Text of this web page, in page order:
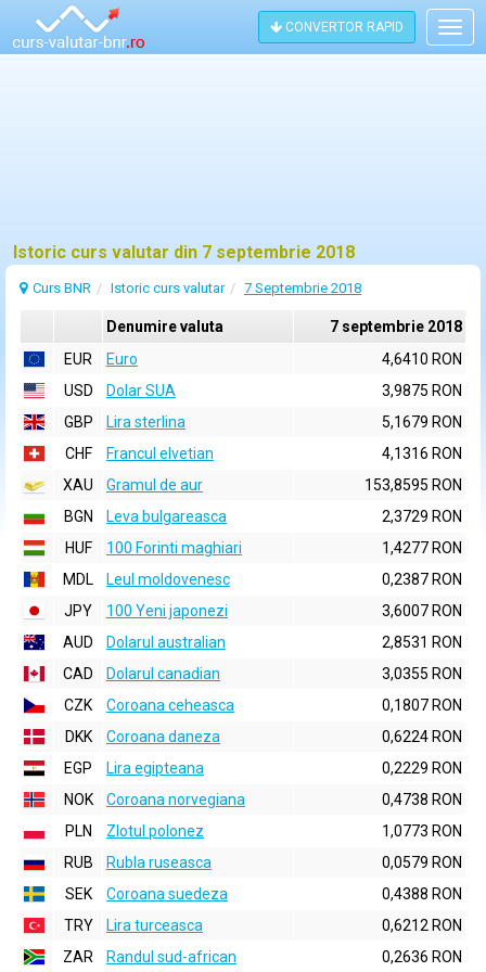
CONVERTOR RAPID
Istoric curs valutar din 7 septembrie 2018
Curs BNR Istoric curs valutar 7 Septembrie 2018
Denumire valuta
7 septembrie 2018
EUR
Euro
4,6410 RON
USD
Dolar SUA
3,9875 RON
GBP
Lira sterlina
5,1679 RON
CHF
Francul elvetian
4,1316 RON
XAU
Gramul de aur
153,8595 RON
BGN
Leva bulgareasca
2,3729 RON
HUF
100 Forinti maghiari
1,4277 RON
MDL
Leul moldovenesc
0,2387 RON
JPY
100 Yeni japonezi
3,6007 RON
AUD
Dolarul australian
2,8531 RON
CAD
Dolarul canadian
3,0355 RON
CZK
Coroana ceheasca
0,1807 RON
DKK
Coroana daneza
0,6224 RON
EGP
Lira egipteana
0,2229 RON
NOK
Coroana norvegiana
0,4738 RON
PLN
Zlotul polonez
1,0773 RON
RUB
Rubla ruseasca
0,0579 RON
SEK
Coroana suedeza
0,4388 RON
TRY
Lira turceasca
0,6212 RON
ZAR
Randul sud-african 0,2636 RON